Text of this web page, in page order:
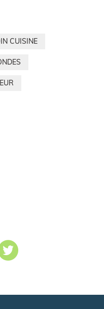
CUISINE